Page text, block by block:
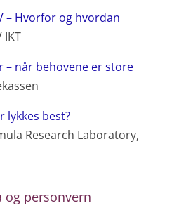
– Hvorfor og hvordan
IKT
når behovene er store
lykkes best?
Research Laboratory,
og personvern